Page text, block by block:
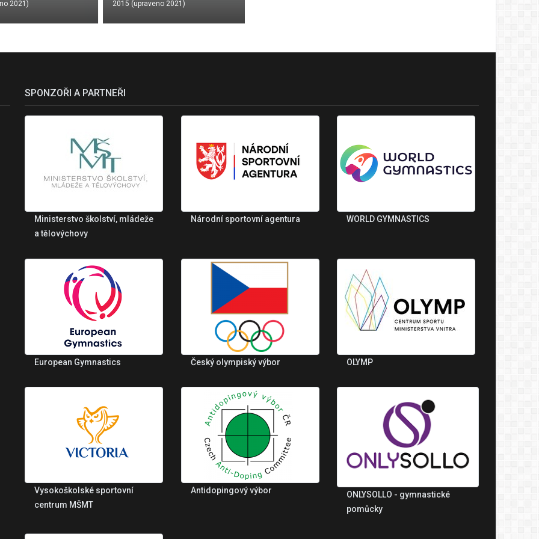
2021) 2015 (upraveno 2021)
SPONZOŘI A PARTNEŘI
Ministerstvo školství, mládeže
a tělovýchovy
Národní sportovní agentura WORLD GYMNASTICS
European Gymnastics Český olympiský výbor OLYMP
Vysokoškolské sportovní
centrum MŠMT
Antidopingový výbor
ONLYSOLLO - gymnastické
pomůcky